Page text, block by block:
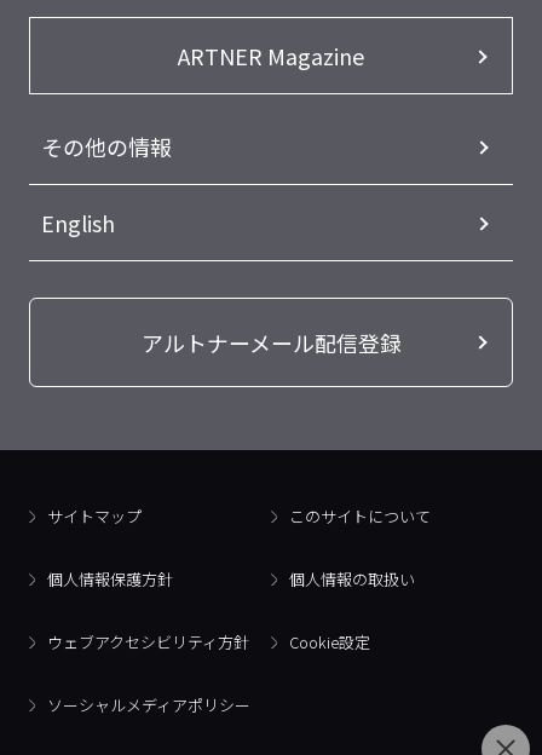
ARTNER Magazine
その他の情報
English
アルトナーメール配信登録
サイトマップ このサイトについて
個人情報保護方針 個人情報の取扱い
ウェブアクセシビリティ方針 Cookie設定
ソーシャルメディアポリシー